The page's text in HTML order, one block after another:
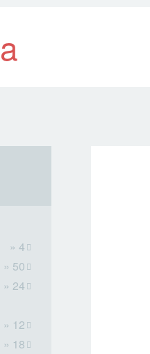
» 4
» 50
» 24
» 12
» 18